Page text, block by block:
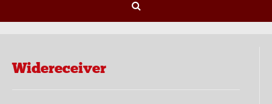
Widereceiver